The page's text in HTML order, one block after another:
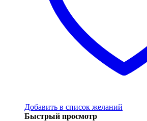
Добавить в список желаний
Быстрый просмотр